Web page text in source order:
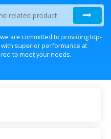
are committed to providing top-
superior performance at
to meet your needs.